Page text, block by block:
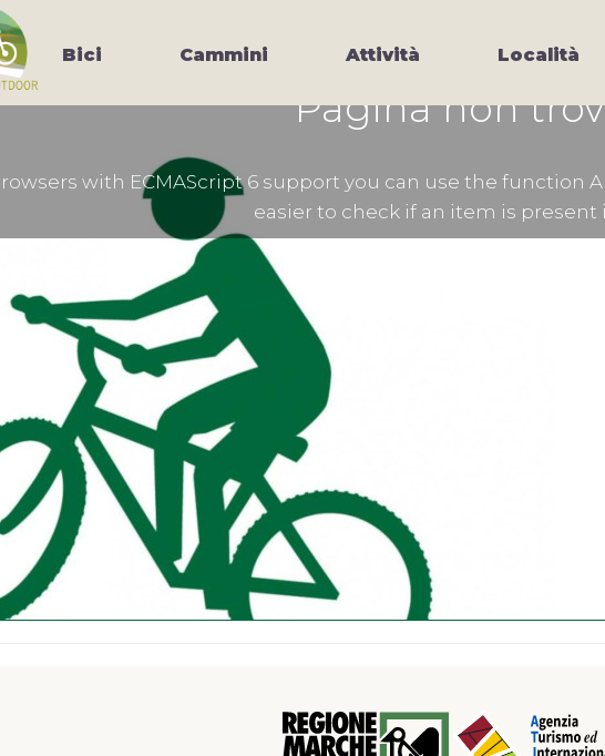
Bici Cammini Attività Località
Pagina non
with ECMAScript 6 support you can use the function
easier to check if an item is present